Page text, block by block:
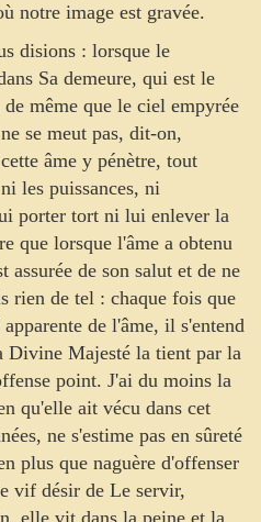
notre image est gravée.
disions : lorsque le
Sa demeure, qui est le
même que le ciel empyrée
se meut pas, dit-on,
âme y pénètre, tout
les puissances, ni
porter tort ni lui enlever la
que lorsque l'âme a obtenu
assurée de son salut et de ne
rien de tel : chaque fois que
de l'âme, il s'entend
Divine Majesté la tient par la
point. J'ai du moins la
qu'elle ait vécu dans cet
ne s'estime pas en sûreté
plus que naguère d'offenser
vif désir de Le servir,
elle vit dans la peine et la